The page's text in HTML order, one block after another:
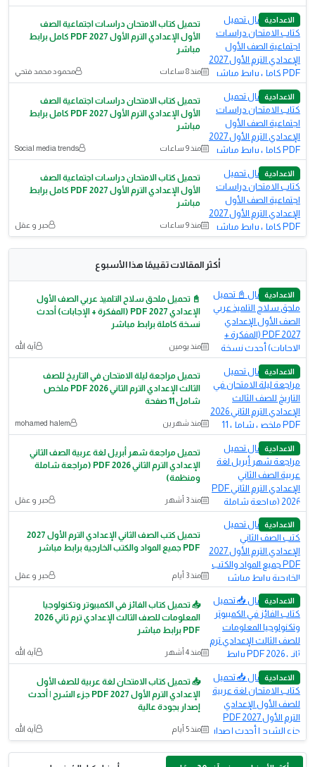
الاعدادية
تحميل كتاب الامتحان دراسات اجتماعية الصف
الأول الإعدادي الترم الأول 2027 PDF كامل برابط
مباشر
منذ 8 ساعات محمود محمد فتحي
الاعدادية
تحميل كتاب الامتحان دراسات اجتماعية الصف
الأول الإعدادي الترم الأول 2027 PDF كامل برابط
مباشر
منذ 9 ساعات Social media trends
الاعدادية
تحميل كتاب الامتحان دراسات اجتماعية الصف
الأول الإعدادي الترم الأول 2027 PDF كامل برابط
مباشر
منذ 9 ساعات حبر و عقل
أكثر المقالات تقييمًا هذا الأسبوع
الاعدادية
📓 تحميل ملحق سلاح التلميذ عربي الصف الأول
الإعدادي 2027 PDF (المفكرة + الإجابات) أحدث
نسخة كاملة برابط مباشر
منذ يومين آية الله
الاعدادية
تحميل مراجعة ليلة الامتحان في التاريخ للصف
الثالث الإعدادي الترم الثاني 2026 PDF ملخص
شامل 11 صفحة
منذ شهرين mohamed halem
الاعدادية
تحميل مراجعة شهر أبريل لغة عربية الصف الثاني
الإعدادي الترم الثاني PDF 2026 (مراجعة شاملة
ومنظمة)
منذ 3 أشهر حبر و عقل
الاعدادية
تحميل كتب الصف الثاني الإعدادي الترم الأول 2027
PDF جميع المواد والكتب الخارجية برابط مباشر
منذ 3 أيام حبر و عقل
الاعدادية
📥 تحميل كتاب الفائز في الكمبيوتر وتكنولوجيا
المعلومات للصف الثالث الإعدادي ترم ثاني 2026
PDF برابط مباشر
منذ 4 أشهر آية الله
الاعدادية
📥 تحميل كتاب الامتحان لغة عربية للصف الأول
الإعدادي الترم الأول 2027 PDF جزء الشرح | أحدث
إصدار بجودة عالية
منذ 5 أيام آية الله